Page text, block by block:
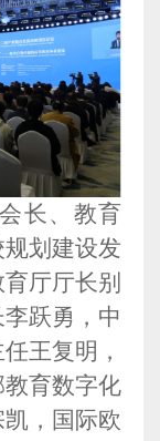
长、教育
划建设发
厅厅长别
跃勇，中
王复明，
育数字化
，国际欧